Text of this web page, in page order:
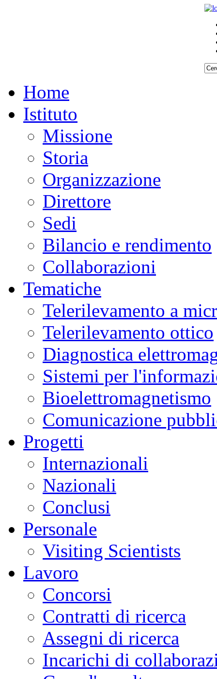
Home
Istituto
Missione
Storia
Organizzazione
Direttore
Sedi
Bilancio e rendimento
Collaborazioni
Tematiche
Telerilevamento a
Telerilevamento ottico
Diagnostica
Sistemi per
Bioelettromagnetismo
Comunicazione
Progetti
Internazionali
Nazionali
Conclusi
Personale
Visiting Scientists
Lavoro
Concorsi
Contratti di ricerca
Assegni di ricerca
Incarichi di